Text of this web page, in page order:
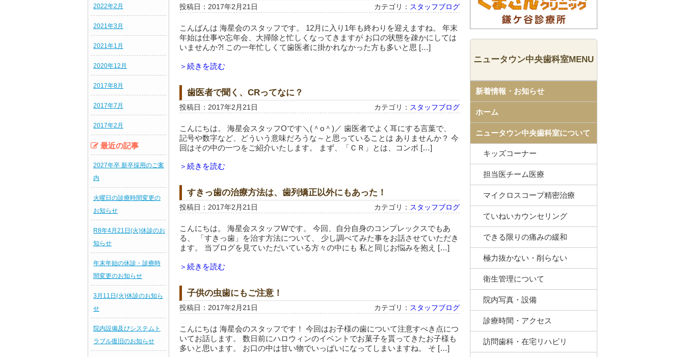
2022年2月
2021年3月
2021年1月
2020年12月
2017年8月
2017年7月
2017年2月
最近の記事
2027年卒 新卒採用のご案
内
火曜日の診療時間変更の
お知らせ
R8年4月21日(火)休診のお
知らせ
年末年始の休診・診療時
間変更のお知らせ
3月11日(火)休診のお知ら
せ
院内設備及びシステムト
ラブル復旧のお知らせ
投稿日：2017年2月21日 カテゴリ： スタッフブログ
こんばんは 海星会のスタッフです。 12月に入り1年も終わりを迎えますね。 年末
年始は仕事や忘年会、大掃除と忙しくなってきますが お口の状態を疎かにしては
いませんか?! この一年忙しくて歯医者に掛かれなかった方も多いと思 […]
＞続きを読む
歯医者で聞く、CRってなに？
投稿日：2017年2月21日 カテゴリ： スタッフブログ
こんにちは。 海星会スタッフOです＼(＾o＾)／ 歯医者でよく耳にする言葉で、
記号や数字など、どういう意味だろうな～と思っていることは ありませんか？ 今
回はその中の一つをご紹介いたします。 まず、「ＣＲ」とは、コンポ […]
＞続きを読む
すきっ歯の治療方法は、歯列矯正以外にもあった！
投稿日：2017年2月21日 カテゴリ： スタッフブログ
こんにちは。 海星会スタッフWです。 今回、自分自身のコンプレックスでもあ
る、 「すきっ歯」を治す方法について、 少し調べてみた事をお話させていただき
ます。 当ブログを見ていただいている方々の中にも 私と同じお悩みを抱え […]
＞続きを読む
子供の虫歯にもご注意！
投稿日：2017年2月21日 カテゴリ： スタッフブログ
こんにちは 海星会のスタッフです！ 今回はお子様の歯について注意すべき点につ
いてお話します。 数日前にハロウィンのイベントでお菓子を貰ってきたお子様も
多いと思います。 お口の中は甘い物でいっぱいになってしまいますね。 そ […]
ニュータウン中央歯科室MENU
新着情報・お知らせ
ホーム
ニュータウン中央歯科室について
キッズコーナー
担当医チーム医療
マイクロスコープ精密治療
ていねいカウンセリング
できる限りの痛みの緩和
極力抜かない・削らない
衛生管理について
院内写真・設備
診療時間・アクセス
訪問歯科・在宅リハビリ